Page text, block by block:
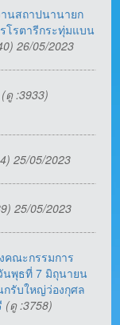
นสถาปนานายก
โรตารีกระทุ่มแบน
26/05/2023
(ดู :3933)
25/05/2023
25/05/2023
คณะกรรมการ
นพุธที่ 7 มิถุนายน
กรับใหญ่ว่องกุศล
(ดู :3758)